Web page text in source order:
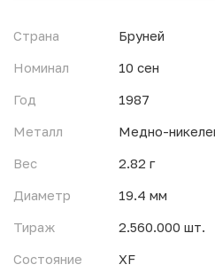
Страна
Бруней
Номинал
10 сен
Год
1987
Металл
Медно-
Вес
2.82 г
Диаметр
19.4 мм
Тираж
2.560.000 шт.
Состояние
XF